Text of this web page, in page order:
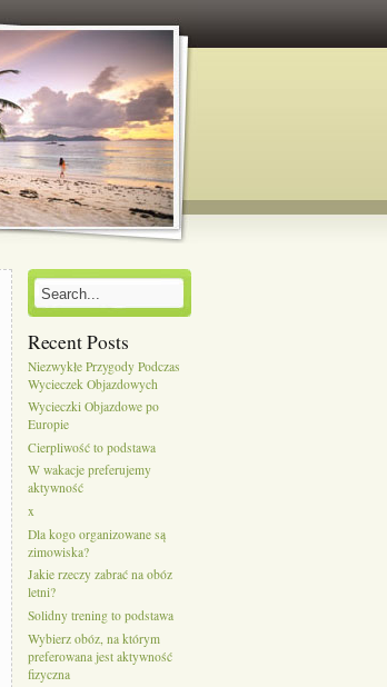
Recent Posts
Niezwykłe Przygody Podczas
Wycieczek Objazdowych
Wycieczki Objazdowe po
Europie
Cierpliwość to podstawa
W wakacje preferujemy
aktywność
x
Dla kogo organizowane są
zimowiska?
Jakie rzeczy zabrać na obóz
letni?
Solidny trening to podstawa
Wybierz obóz, na którym
preferowana jest aktywność
fizyczna